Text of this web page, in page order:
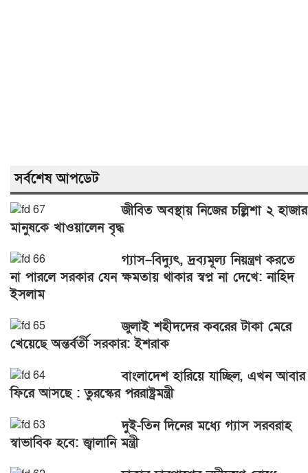
সর্বশেষ আপডেট
জীবিত অবস্থায় নিজের চল্লিশা ২ হাজার
মানুষকে খাওয়ালেন বৃদ্ধ
গ্যাস–বিদ্যুৎ, দ্রব্যমূল্য নিয়ন্ত্রণ করতে
না পারলে সরকার যেন ক্ষমতায় থাকার স্বপ্ন না দেখে: নাহিদ
ইসলাম
জুলাই শহীদদের কবরের টাকা মেরে
খেয়েছে অন্তর্বর্তী সরকার: ইশরাক
বাংলাদেশ হারিয়ে যাচ্ছিল, এখন আবার
ফিরে আসছে : তুরস্কের পররাষ্ট্রমন্ত্রী
দুই-তিন দিনের মধ্যে গ্যাস সরবরাহ
স্বাভাবিক হবে: জ্বালানি মন্ত্রী